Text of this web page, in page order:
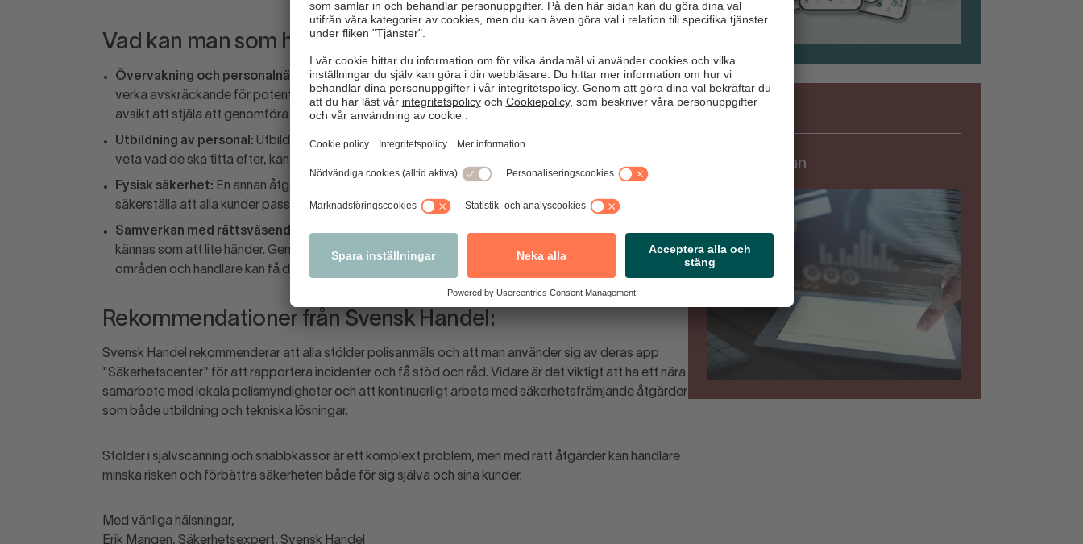
Vad kan man som handlare göra?
Övervakning och personalnärvaro:Att ha personal närvarande vid självscanningskassorna kan
verka avskräckande för potentiella tjuvar. Personalens närvaro gör det svårare för personer med
avsikt att stjäla att genomföra sina planer obemärkt.
Utbildning av personal: Utbilda personalen att känna igen tecken på stöld och bedrägeri. Genom att
veta vad de ska titta efter, kan de snabbt och effektivt ingripa vid misstänkta fall.
Fysisk säkerhet: En annan åtgärd är att installera grindar eller barriärer vid utgångarna för att
säkerställa att alla kunder passerar en bemannad kontrollpunkt innan de lämnar butiken.
Samverkan med rättsväsendet:
Det är viktigt att alltid polisanmäla stölder, även om det kan
kännas som att lite händer. Genom att polisanmäla alla brott kan polisen prioritera resurser till utsatta
områden och handlare kan få det stöd de behöver.
Rekommendationer från Svensk Handel:
Svensk Handel rekommenderar att alla stölder polisanmäls och att man använder sig av deras app
"Säkerhetscenter" för att rapportera incidenter och få stöd och råd. Vidare är det viktigt att ha ett nära
samarbete med lokala polismyndigheter och att kontinuerligt arbeta med säkerhetsfrämjande åtgärder
som både utbildning och tekniska lösningar.
Stölder i självscanning och snabbkassor är ett komplext problem, men med rätt åtgärder kan handlare
minska risken och förbättra säkerheten både för sig själva och sina kunder.
Med vänliga hälsningar,
Erik Mangen, Säkerhetsexpert, Svensk Handel
Varningslistan